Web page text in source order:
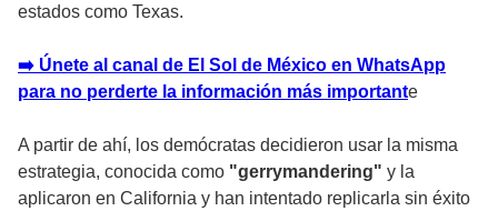
estados como Texas.
➡️ Únete al canal de El Sol de México en WhatsApp
para no perderte la información más importante
A partir de ahí, los demócratas decidieron usar la misma
estrategia, conocida como "gerrymandering" y la
aplicaron en California y han intentado replicarla sin éxito